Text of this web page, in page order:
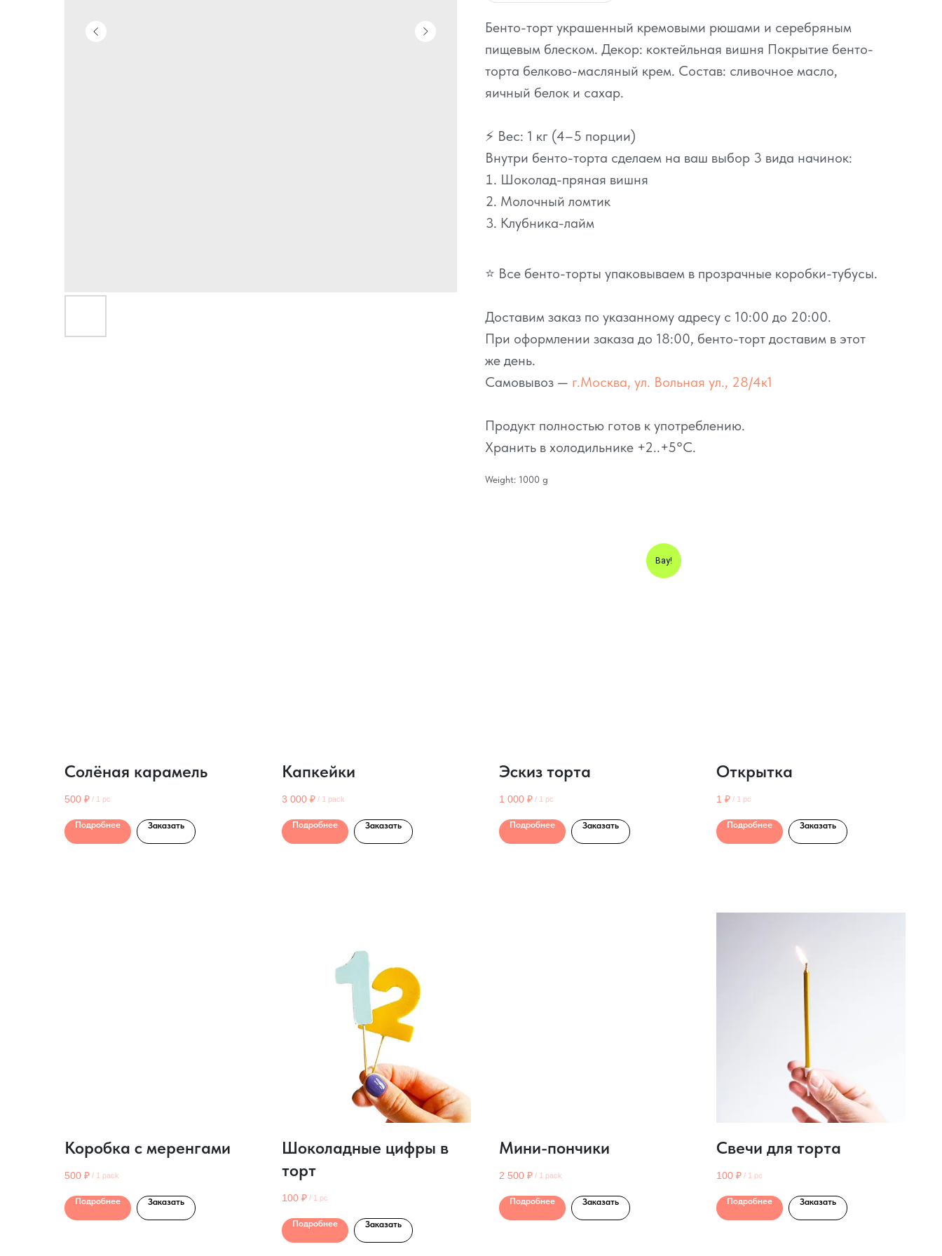
Бенто-торт украшенный кремовыми рюшами и серебряным
пищевым блеском. Декор: коктейльная вишня Покрытие бенто-
торта белково-масляный крем. Состав: сливочное масло,
яичный белок и сахар.
⚡ Вес: 1 кг (4–5 порции)
Внутри бенто-торта сделаем на ваш выбор 3 вида начинок:
Шоколад-пряная вишня
Молочный ломтик
Клубника-лайм
⭐ Все бенто-торты упаковываем в прозрачные коробки-тубусы.
Доставим заказ по указанному адресу с 10:00 до 20:00.
При оформлении заказа до 18:00, бенто-торт доставим в этот
же день.
Самовывоз — г.Москва, ул. Вольная ул., 28/4к1
Продукт полностью готов к употреблению.
Хранить в холодильнике +2..+5°C.
Weight: 1000 g
Солёная карамель
500 ₽ / 1 pc
Подробнее Заказать
Капкейки
3 000 ₽ / 1 pack
Подробнее Заказать
Вау!
Эскиз торта
1 000 ₽ / 1 pc
Подробнее Заказать
Открытка
1 ₽ / 1 pc
Подробнее Заказать
Коробка с меренгами
500 ₽ / 1 pack
Подробнее Заказать
Шоколадные цифры в
торт
100 ₽ / 1 pc
Подробнее Заказать
Мини-пончики
2 500 ₽ / 1 pack
Подробнее Заказать
Свечи для торта
100 ₽ / 1 pc
Подробнее Заказать